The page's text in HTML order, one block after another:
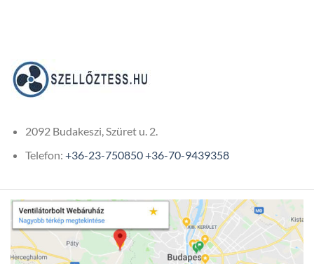
2092 Budakeszi, Szüret u. 2.
Telefon: +36-23-750850+36-70-9439358